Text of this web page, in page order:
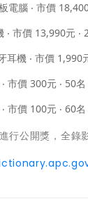
電腦 ‧ 市價
市價 13,990元 ‧
耳機 ‧ 市價 1,990
市價 300元 ‧ 50名
市價 100元 ‧ 60名
行公開獎，全錄